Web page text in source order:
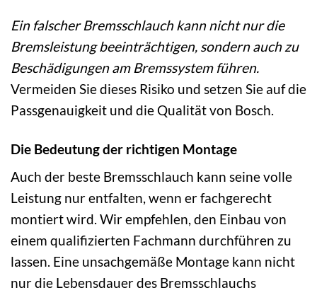
Ein falscher Bremsschlauch kann nicht nur die
Bremsleistung beeinträchtigen, sondern auch zu
Beschädigungen am Bremssystem führen.
Vermeiden Sie dieses Risiko und setzen Sie auf die
Passgenauigkeit und die Qualität von Bosch.
Die Bedeutung der richtigen Montage
Auch der beste Bremsschlauch kann seine volle
Leistung nur entfalten, wenn er fachgerecht
montiert wird. Wir empfehlen, den Einbau von
einem qualifizierten Fachmann durchführen zu
lassen. Eine unsachgemäße Montage kann nicht
nur die Lebensdauer des Bremsschlauchs